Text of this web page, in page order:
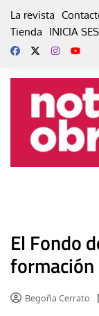
La revista
Tienda
INICIA
El Fondo
formación
Begoña Cerrato